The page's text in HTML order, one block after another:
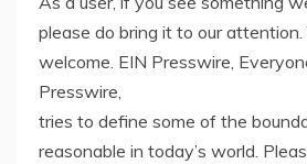
please do bring it to our attention.
welcome. EIN Presswire,
Presswire,
tries to define some of the
reasonable in today’s world.